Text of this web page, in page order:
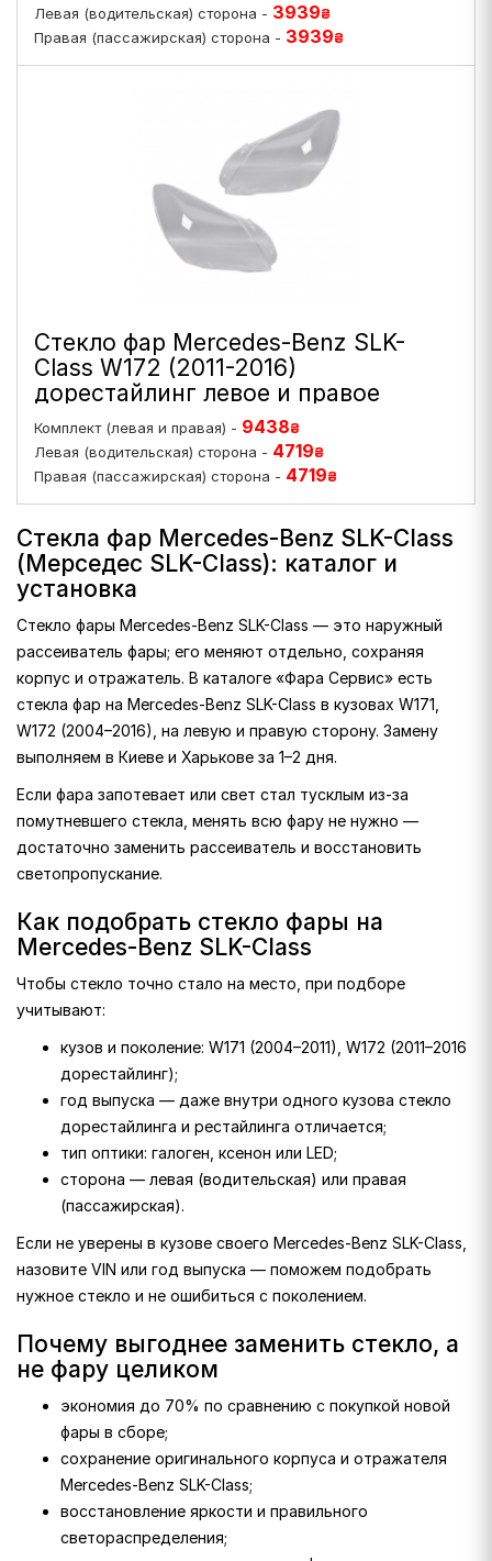
Левая (водительская) сторона - 3939₴
Правая (пассажирская) сторона - 3939₴
Стекло фар Mercedes-Benz SLK-
Class W172 (2011-2016)
дорестайлинг левое и правое
Комплект (левая и правая) - 9438₴
Левая (водительская) сторона - 4719₴
Правая (пассажирская) сторона - 4719₴
Стекла фар Mercedes-Benz SLK-Class
(Мерседес SLK-Class): каталог и
установка
Стекло фары Mercedes-Benz SLK-Class — это наружный
рассеиватель фары; его меняют отдельно, сохраняя
корпус и отражатель. В каталоге «Фара Сервис» есть
стекла фар на Mercedes-Benz SLK-Class в кузовах W171,
W172 (2004–2016), на левую и правую сторону. Замену
выполняем в Киеве и Харькове за 1–2 дня.
Если фара запотевает или свет стал тусклым из-за
помутневшего стекла, менять всю фару не нужно —
достаточно заменить рассеиватель и восстановить
светопропускание.
Как подобрать стекло фары на
Mercedes-Benz SLK-Class
Чтобы стекло точно стало на место, при подборе
учитывают:
кузов и поколение: W171 (2004–2011), W172 (2011–2016
дорестайлинг);
год выпуска — даже внутри одного кузова стекло
дорестайлинга и рестайлинга отличается;
тип оптики: галоген, ксенон или LED;
сторона — левая (водительская) или правая
(пассажирская).
Если не уверены в кузове своего Mercedes-Benz SLK-Class,
назовите VIN или год выпуска — поможем подобрать
нужное стекло и не ошибиться с поколением.
Почему выгоднее заменить стекло, а
не фару целиком
экономия до 70% по сравнению с покупкой новой
фары в сборе;
сохранение оригинального корпуса и отражателя
Mercedes-Benz SLK-Class;
восстановление яркости и правильного
светораспределения;